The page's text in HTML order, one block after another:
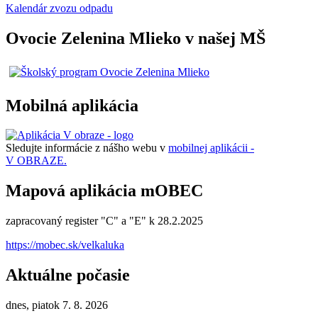
Kalendár zvozu odpadu
Ovocie Zelenina Mlieko v našej MŠ
Mobilná aplikácia
Sledujte informácie z nášho webu v mobilnej aplikácii -
V OBRAZE.
Mapová aplikácia mOBEC
zapracovaný register "C" a "E" k 28.2.2025
https://mobec.sk/velkaluka
Aktuálne počasie
dnes, piatok 7. 8. 2026